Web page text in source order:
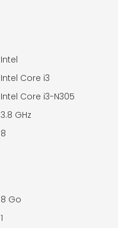
Intel
Intel Core i3
Intel Core i3-N305
3.8 GHz
8
8 Go
1